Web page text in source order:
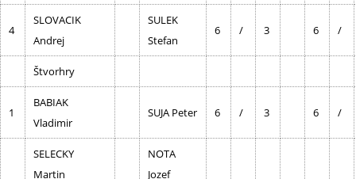
4
SLOVACIK
Andrej
SULEK
Stefan
6 / 3 6 /
Štvorhry
1
BABIAK
Vladimir
SUJA Peter 6 / 3 6 /
SELECKY
Martin
NOTA
Jozef